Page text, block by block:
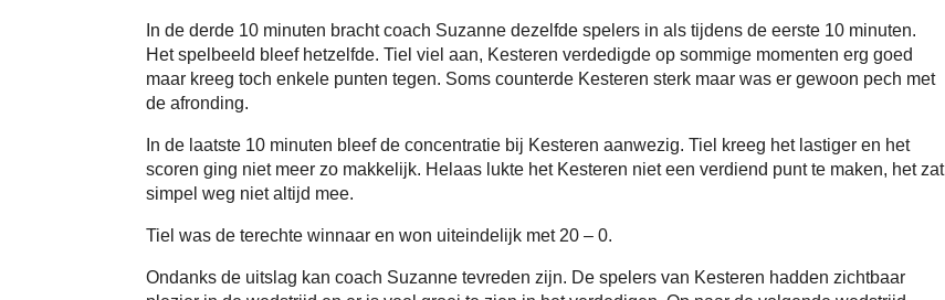
In de derde 10 minuten bracht coach Suzanne dezelfde spelers in als tijdens de eerste 10 minuten.
Het spelbeeld bleef hetzelfde. Tiel viel aan, Kesteren verdedigde op sommige momenten erg goed
maar kreeg toch enkele punten tegen. Soms counterde Kesteren sterk maar was er gewoon pech met
de afronding.
In de laatste 10 minuten bleef de concentratie bij Kesteren aanwezig. Tiel kreeg het lastiger en het
scoren ging niet meer zo makkelijk. Helaas lukte het Kesteren niet een verdiend punt te maken, het zat
simpel weg niet altijd mee.
Tiel was de terechte winnaar en won uiteindelijk met 20 – 0.
Ondanks de uitslag kan coach Suzanne tevreden zijn. De spelers van Kesteren hadden zichtbaar